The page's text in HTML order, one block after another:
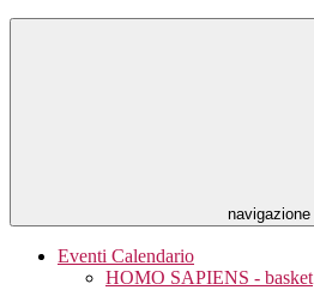
navigazione
Eventi Calendario
HOMO SAPIENS - basket